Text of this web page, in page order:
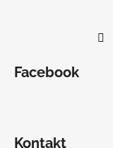
Facebook
Kontakt